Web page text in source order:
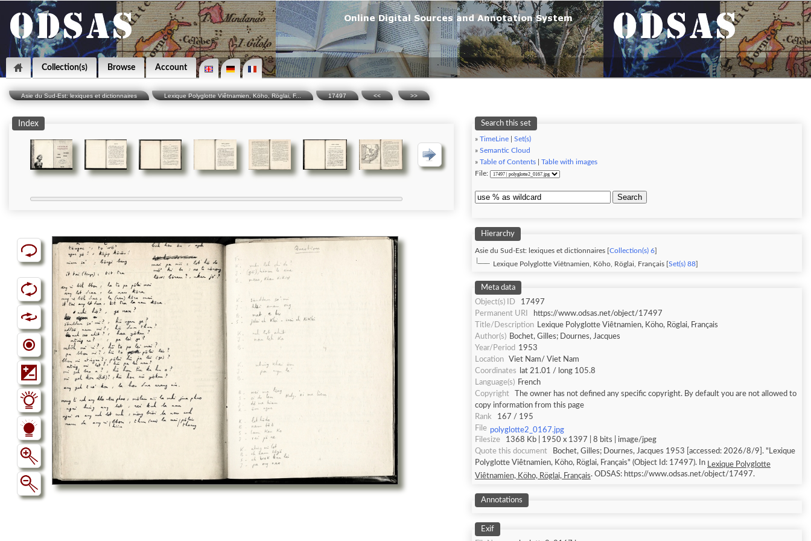
Collection(s) Browse Account
Asie du Sud-Est: lexiques et dictionnaires Lexique Polyglotte Viêtnamien, Köho, Röglai, F... 17497 << >>
Index Search this set
» TimeLine
Set(s)
» Semantic Cloud
» Table of Contents
Table with images
File:
Search
Hierarchy
Asie du Sud-Est: lexiques et dictionnaires [ Collection(s) 6
Lexique Polyglotte Viêtnamien, Köho, Röglai, Français [ Set(s) 88
Meta data
Object(s) ID
17497
Permanent URI
https://www.odsas.net/object/17497
Title/Description Lexique Polyglotte Viêtnamien, Köho, Röglai, Français
Author(s) Bochet, Gilles; Dournes, Jacques
Year/Period 1953
Location
Viet Nam/ Viet Nam
Coordinates
lat 21.01 / long 105.8
Language(s) French
Copyright
The owner has not defined any specific copyright. By default you are not allowed to
copy information from this page
Rank
167 / 195
File polyglotte2_0167.jpg
Filesize
1368 Kb | 1950 x 1397 | 8 bits | image/jpeg
Quote this document
Bochet, Gilles; Dournes, Jacques 1953 [accessed: 2026/8/9]. "Lexique
Polyglotte Viêtnamien, Köho, Röglai, Français" (Object Id: 17497). In Lexique Polyglotte
Viêtnamien, Köho, Röglai, Français . ODSAS: https://www.odsas.net/object/17497.
Annotations
Exif